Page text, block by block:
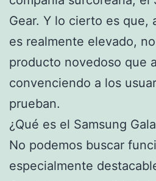
Gear. Y lo cierto es que,
es realmente elevado,
producto novedoso que
convenciendo a los
prueban.
¿Qué es el Samsung
No podemos buscar
especialmente